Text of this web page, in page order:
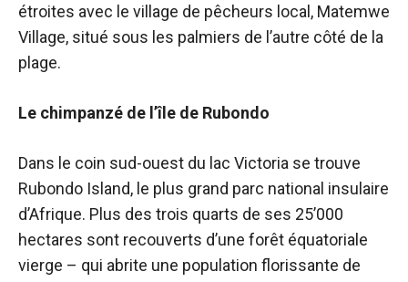
étroites avec le village de pêcheurs local, Matemwe
Village, situé sous les palmiers de l’autre côté de la
plage.
Le chimpanzé de l’île de Rubondo
Dans le coin sud-ouest du lac Victoria se trouve
Rubondo Island, le plus grand parc national insulaire
d’Afrique. Plus des trois quarts de ses 25’000
hectares sont recouverts d’une forêt équatoriale
vierge – qui abrite une population florissante de